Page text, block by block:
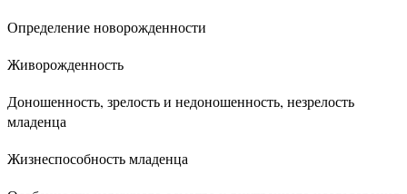
Определение новорожденности
Живорожденность
Доношенность, зрелость и недоношенность, незрелость
младенца
Жизнеспособность младенца